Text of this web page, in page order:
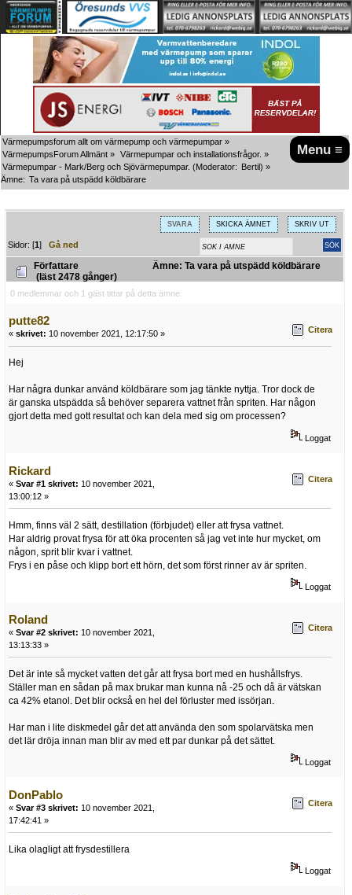
Menu ≡
Värmepumpsforum allt om värmepump och värmepumpar »
VärmepumpsForum Allmänt » Värmepumpar och installationsfrågor. »
Värmepumpar - Mark/Berg och Sjövärmepumpar. (Moderator: Bertil) »
Ämne: Ta vara på utspädd köldbärare
SVARA SKICKA ÄMNET SKRIV UT
Sidor: [1]Gå ned
Författare
Ämne: Ta vara på utspädd köldbärare
(läst 2478 gånger)
0 medlemmar och 1 gäst tittar på detta ämne.
putte82
« skrivet: 10 november 2021, 12:17:50 » Citera
Hej
Har några dunkar använd köldbärare som jag tänkte nyttja. Tror dock de
är ganska utspädda så behöver separera vattnet från spriten. Har någon
gjort detta med gott resultat och kan dela med sig om processen?
Loggat
Rickard
« Svar #1 skrivet: 10 november 2021,
13:00:12 »
Citera
Hmm, finns väl 2 sätt, destillation (förbjudet) eller att frysa vattnet.
Har aldrig provat frysa för att öka procenten så jag vet inte hur mycket, om
någon, sprit blir kvar i vattnet.
Frys i en påse och klipp bort ett hörn, det som först rinner av är spriten.
Loggat
Roland
« Svar #2 skrivet: 10 november 2021,
13:13:33 »
Citera
Det är inte så mycket vatten det går att frysa bort med en hushållsfrys.
Ställer man en sådan på max brukar man kunna nå -25 och då är vätskan
ca 42% etanol. Det blir också en hel del förluster med issörjan.
Har man i lite diskmedel går det att använda den som spolarvätska men
det lär dröja innan man blir av med ett par dunkar på det sättet.
Loggat
DonPablo
« Svar #3 skrivet: 10 november 2021,
17:42:41 »
Citera
Lika olagligt att frysdestillera
Loggat